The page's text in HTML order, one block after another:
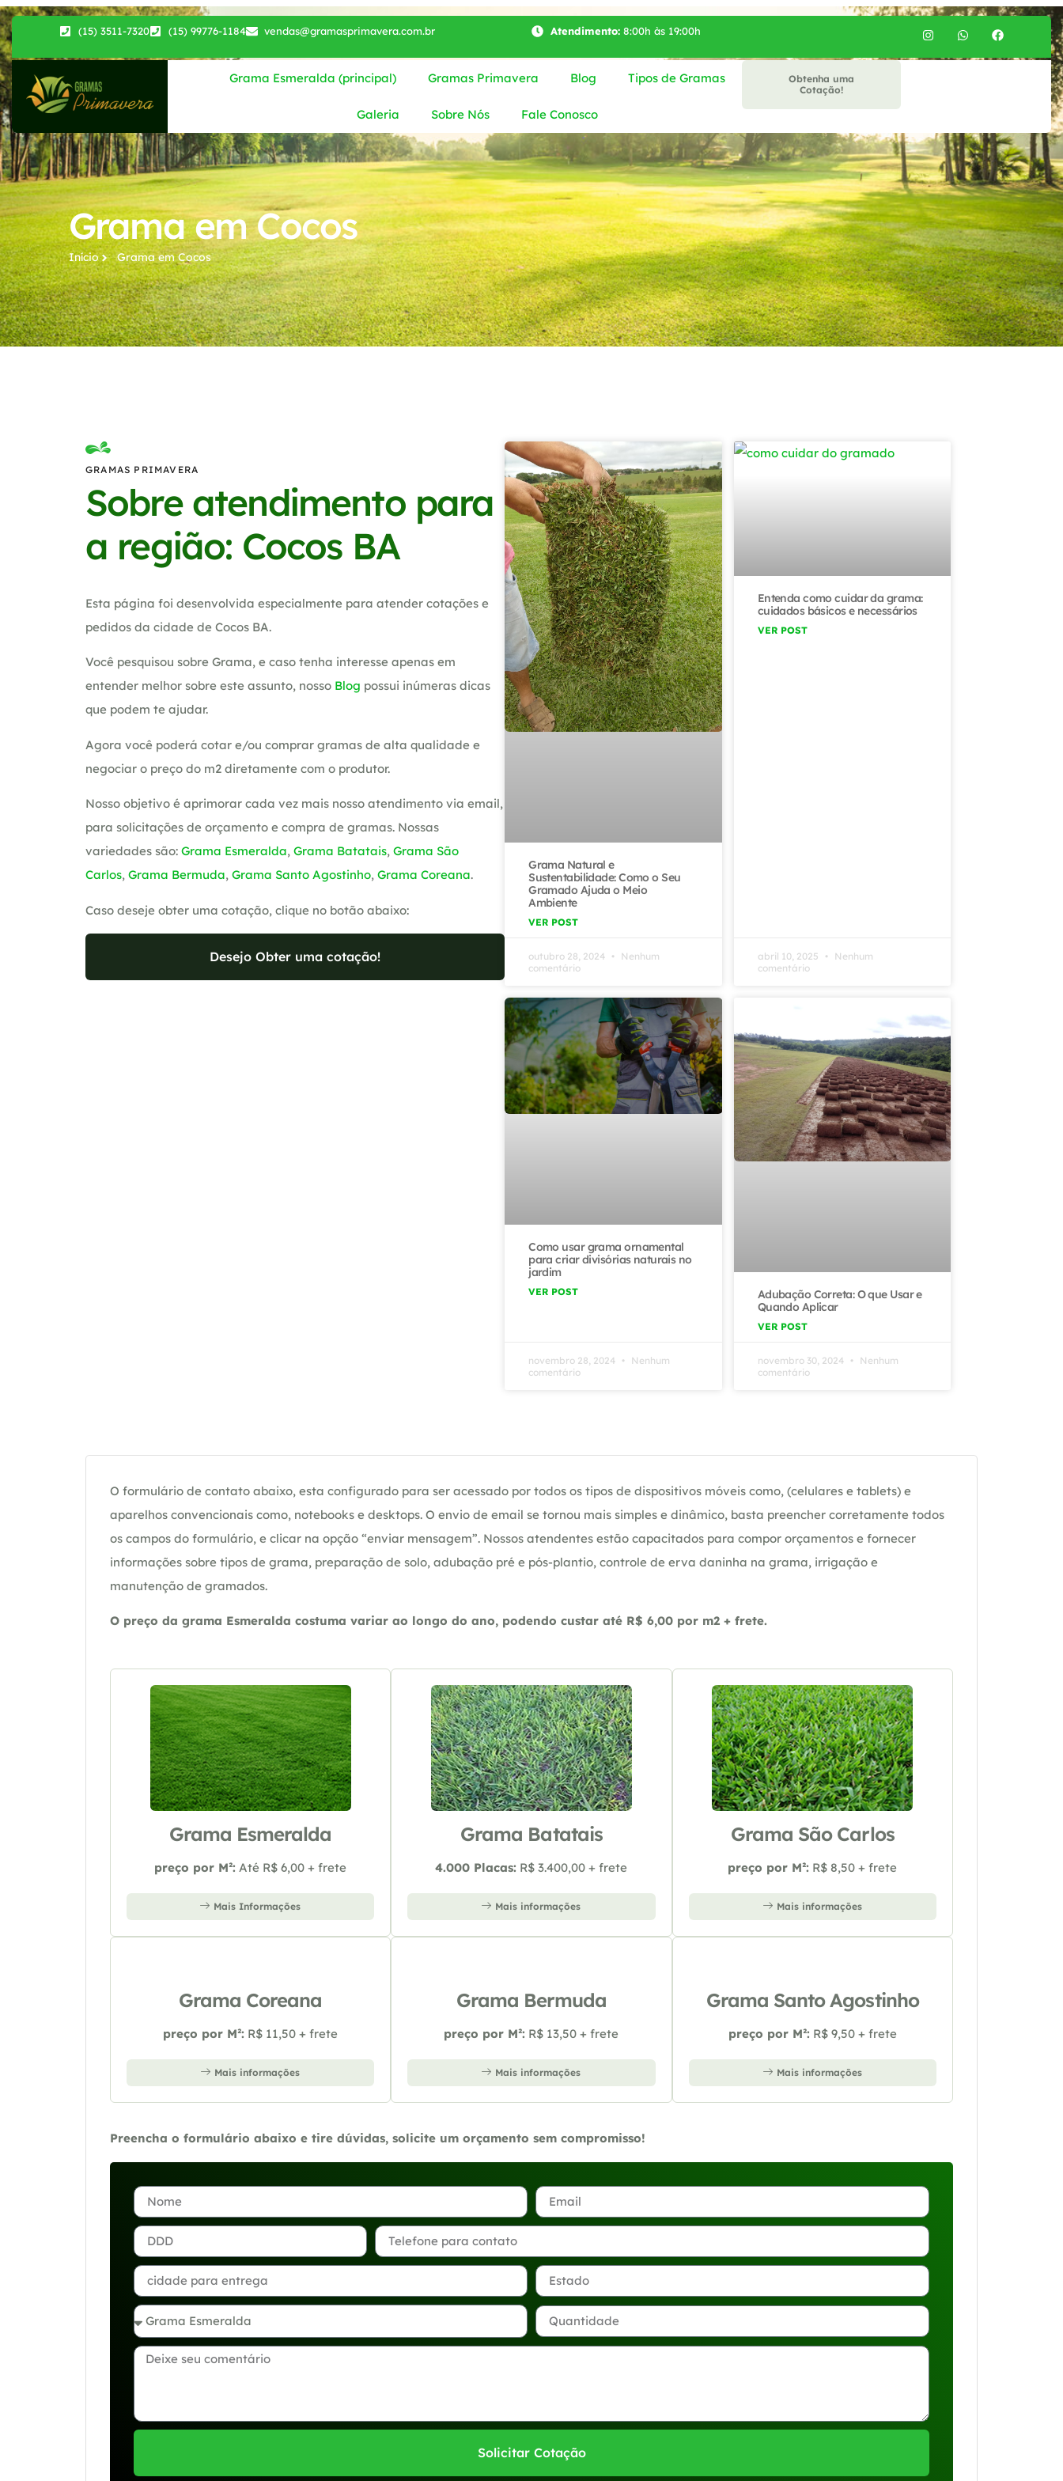
(15) 3511-7320 (15) 99776-1184 vendas@gramasprimavera.com.br Atendimento:8:00h às 19:00h
Grama Esmeralda (principal) Gramas Primavera Blog Tipos de Gramas
Galeria Sobre Nós Fale Conosco
Obtenha uma
Cotação!
Grama em Cocos
Início Grama​ em Cocos
GRAMAS PRIMAVERA
Sobre atendimento para
a região: Cocos BA
Esta página foi desenvolvida especialmente para atender cotações e
pedidos da cidade de Cocos BA.
Você pesquisou sobre Grama, e caso tenha interesse apenas em
entender melhor sobre este assunto, nosso Blog possui inúmeras dicas
que podem te ajudar.
Agora você poderá cotar e/ou comprar gramas de alta qualidade e
negociar o preço do m2 diretamente com o produtor.
Nosso objetivo é aprimorar cada vez mais nosso atendimento via email,
para solicitações de orçamento e compra de gramas. Nossas
variedades são: Grama Esmeralda, Grama Batatais, Grama São
Carlos, Grama Bermuda, Grama Santo Agostinho, Grama Coreana.
Caso deseje obter uma cotação, clique no botão abaixo:
Desejo Obter uma cotação!
Grama Natural e
Sustentabilidade: Como o Seu
Gramado Ajuda o Meio
Ambiente
VER POST
outubro 28, 2024
Nenhum
comentário
Entenda como cuidar da grama:
cuidados básicos e necessários
VER POST
abril 10, 2025
Nenhum
comentário
Como usar grama ornamental
para criar divisórias naturais no
jardim
VER POST
novembro 28, 2024
Nenhum
comentário
Adubação Correta: O que Usar e
Quando Aplicar
VER POST
novembro 30, 2024
Nenhum
comentário
O formulário de contato abaixo, esta configurado para ser acessado por todos os tipos de dispositivos móveis como, (celulares e tablets) e
aparelhos convencionais como, notebooks e desktops. O envio de email se tornou mais simples e dinâmico, basta preencher corretamente todos
os campos do formulário, e clicar na opção “enviar mensagem”. Nossos atendentes estão capacitados para compor orçamentos e fornecer
informações sobre tipos de grama, preparação de solo, adubação pré e pós-plantio, controle de erva daninha na grama, irrigação e
manutenção de gramados.
O preço da grama Esmeralda costuma variar ao longo do ano, podendo custar até R$ 6,00 por m2 + frete.
Grama Esmeralda
preço por M²: Até R$ 6,00 + frete
Mais Informações
Grama Batatais
4.000 Placas: R$ 3.400,00 + frete
Mais informações
Grama São Carlos
preço por M²: R$ 8,50 + frete
Mais informações
Grama Coreana
preço por M²: R$ 11,50 + frete
Mais informações
Grama Bermuda
preço por M²: R$ 13,50 + frete
Mais informações
Grama Santo Agostinho
preço por M²: R$ 9,50 + frete
Mais informações
Preencha o formulário abaixo e tire dúvidas, solicite um orçamento sem compromisso!
Solicitar Cotação